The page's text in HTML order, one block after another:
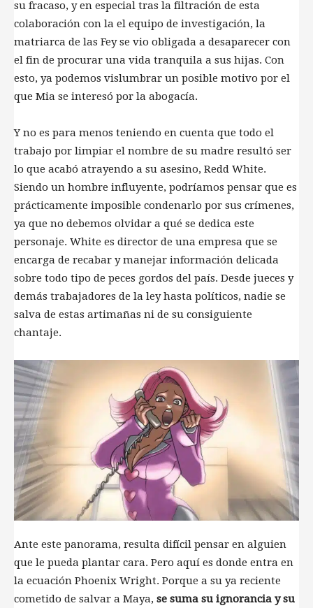
su fracaso, y en especial tras la filtración de esta
colaboración con la el equipo de investigación, la
matriarca de las Fey se vio obligada a desaparecer con
el fin de procurar una vida tranquila a sus hijas. Con
esto, ya podemos vislumbrar un posible motivo por el
que Mia se interesó por la abogacía.
Y no es para menos teniendo en cuenta que todo el
trabajo por limpiar el nombre de su madre resultó ser
lo que acabó atrayendo a su asesino, Redd White.
Siendo un hombre influyente, podríamos pensar que es
prácticamente imposible condenarlo por sus crímenes,
ya que no debemos olvidar a qué se dedica este
personaje. White es director de una empresa que se
encarga de recabar y manejar información delicada
sobre todo tipo de peces gordos del país. Desde jueces y
demás trabajadores de la ley hasta políticos, nadie se
salva de estas artimañas ni de su consiguiente
chantaje.
Ante este panorama, resulta difícil pensar en alguien
que le pueda plantar cara. Pero aquí es donde entra en
la ecuación Phoenix Wright. Porque a su ya reciente
cometido de salvar a Maya, se suma su ignorancia y su